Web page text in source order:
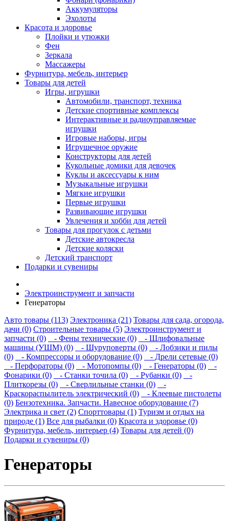
Аккумуляторы
Эхолоты
Красота и здоровье
Плойки и утюжки
Фен
Зеркала
Массажеры
Фурнитура, мебель, интерьер
Товары для детей
Игры, игрушки
Автомобили, транспорт, техника
Детские спортивные комплексы
Интерактивные и радиоуправляемые
игрушки
Игровые наборы, игры
Игрушечное оружие
Конструкторы для детей
Кукольные домики для девочек
Куклы и аксессуары к ним
Музыкальные игрушки
Мягкие игрушки
Первые игрушки
Развивающие игрушки
Увлечения и хобби для детей
Товары для прогулок с детьми
Детские автокресла
Детские коляски
Детский транспорт
Подарки и сувениры
Электроинструмент и запчасти
Генераторы
Авто товары (113) Электроника (21) Товары для сада, огорода,
дачи (0) Строительные товары (5) Электроинструмент и
запчасти (0)
- Фены технические (0)
- Шлифовальные
машины (УШМ) (0)
- Шуруповерты (0)
- Лобзики и пилы
(0)
- Компрессоры и оборудование (0)
- Дрели сетевые (0)
- Перфораторы (0)
- Мотопомпы (0) - Генераторы (0)
-
Фонарики (0)
- Станки точила (0) - Рубанки (0)
-
Плиткорезы (0)
- Сверлильные станки (0)
-
Краскораспылитель электрический (0)
- Клеевые пистолеты
(0) Бензотехника. Запчасти. Навесное оборудование (7)
Электрика и свет (2) Спорттовары (1) Туризм и отдых на
природе (1) Все для рыбалки (0) Красота и здоровье (0)
Фурнитура, мебель, интерьер (4) Товары для детей (0)
Подарки и сувениры (0)
Генераторы